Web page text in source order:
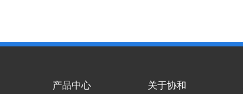
产品中心 关于协和